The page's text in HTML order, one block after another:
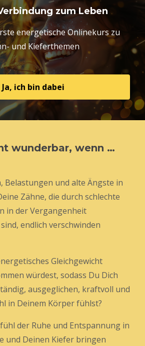
zum Leben
energetische Onlinekurs zu
und Kieferthemen
Ja, ich bin dabei
wunderbar, wenn …
Belastungen und alte Ängste in
Zähne, die durch schlechte
in der Vergangenheit
endlich verschwinden
Gleichgewicht
würdest, sodass Du Dich
ausgeglichen, kraftvoll und
in Deinem Körper fühlst?
der Ruhe und Entspannung in
und Deinen Kiefer bringen